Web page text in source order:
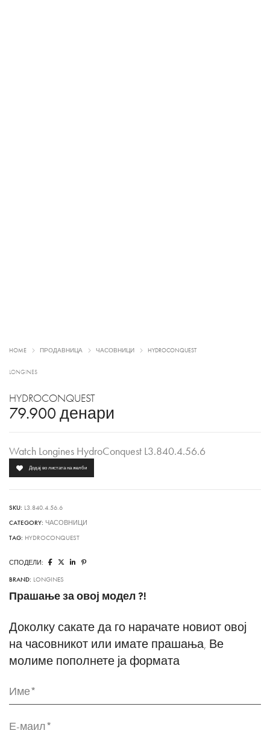
HOME ПРОДАВНИЦА ЧАСОВНИЦИ HYDROCONQUEST
LONGINES
HYDROCONQUEST
79.900 денари
Watch Longines HydroConquest L3.840.4.56.6
Додај во листата на желби
SKU: L3.840.4.56.6
CATEGORY: ЧАСОВНИЦИ
TAG: HYDROCONQUEST
СПОДЕЛИ:
BRAND: LONGINES
Прашање за овој модел ?!
Доколку сакате да го нарачате новиот овој
на часовникот или имате прашања, Ве
молиме пополнете ја формата